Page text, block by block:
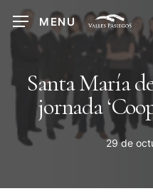
MENU
Santa María
jornada
29 de